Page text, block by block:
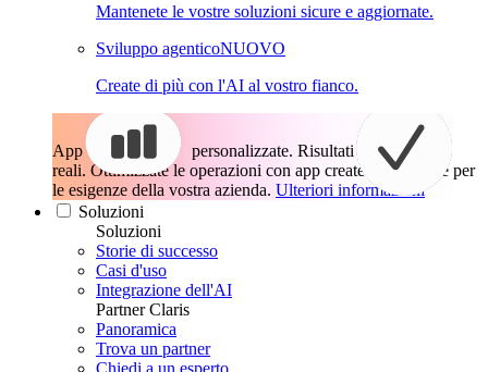
Mantenete le vostre soluzioni sicure e aggiornate.
Sviluppo agenticoNUOVO
Create di più con l'AI al vostro fianco.
App
personalizzate. Risultati
reali. Ottimizzate le operazioni con app create esattamente per
le esigenze della vostra azienda. Ulteriori informazioni
Soluzioni
Soluzioni
Storie di successo
Casi d'uso
Integrazione dell'AI
Partner Claris
Panoramica
Trova un partner
Chiedi a un esperto